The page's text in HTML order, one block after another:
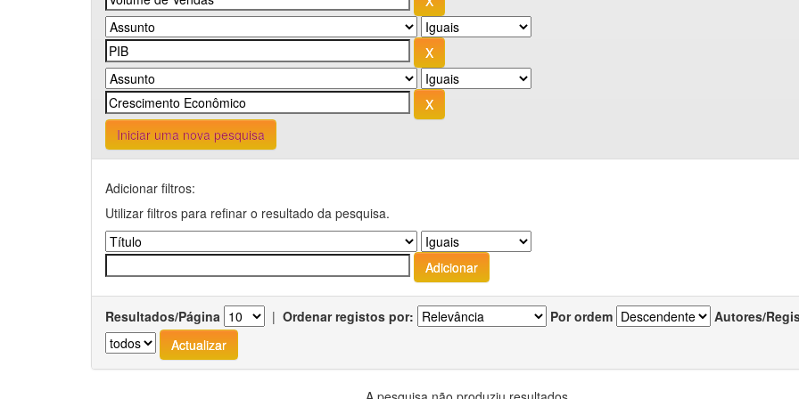
Iniciar uma nova pesquisa
Adicionar filtros:
Utilizar filtros para refinar o resultado da pesquisa.
Resultados/Página | Ordenar registos por: Por ordem Autores/